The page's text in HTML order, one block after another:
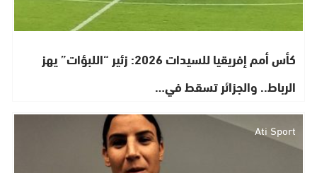
كأس أمم إفريقيا للسيدات 2026: زئير “اللبؤات” يهز
الرباط.. والجزائر تسقط في…
Ati Sport